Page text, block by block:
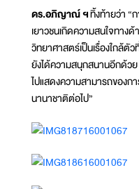
ดร.อภิญาณ์ ฯทิ้งท้ายว่า “
เยาวชนเกิดความสนใจทาง
วิทยาศาสตร์เป็นเรื่องใกล้ตั
ยังได้ความสนุกสนานอีกด้วย
ไปแสดงความสามารถของก
นานาชาติต่อไป”